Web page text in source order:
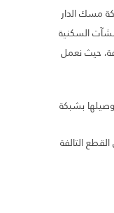
مسك الدار
السكنية
حيث نعمل
بشبكة
التالفة